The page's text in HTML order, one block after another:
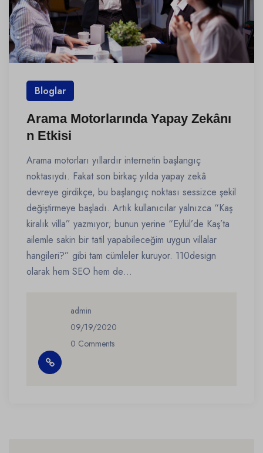
Bloglar
Arama Motorlarında Yapay Zekânı
n Etkisi
Arama motorları yıllardır internetin başlangıç
noktasıydı. Fakat son birkaç yılda yapay zekâ
devreye girdikçe, bu başlangıç noktası sessizce şekil
değiştirmeye başladı. Artık kullanıcılar yalnızca “Kaş
kiralık villa” yazmıyor; bunun yerine “Eylül’de Kaş’ta
ailemle sakin bir tatil yapabileceğim uygun villalar
hangileri?” gibi tam cümleler kuruyor. 110design
olarak hem SEO hem de…
admin
09/19/2020
0 Comments